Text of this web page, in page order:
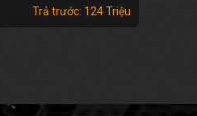
Trả trước: 124 Triệu